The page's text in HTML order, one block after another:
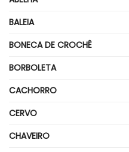
BALEIA
BONECA DE CROCHÊ
BORBOLETA
CACHORRO
CERVO
CHAVEIRO